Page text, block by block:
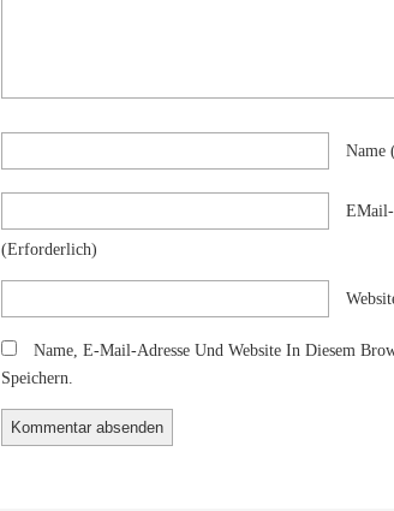
Name
EMail-
(erforderlich)
Name, E-Mail-Adresse Und Website In Diesem
Speichern.